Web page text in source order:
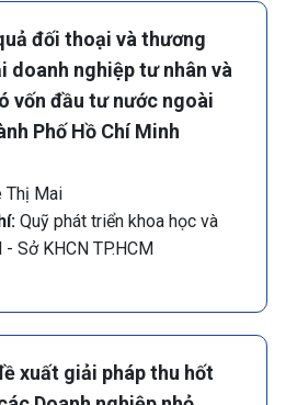
đối thoại và thương
doanh nghiệp tư nhân và
vốn đầu tư nước ngoài
Phố Hồ Chí Minh
Thị Mai
Quỹ phát triển khoa học và
Sở KHCN TP.HCM
xuất giải pháp thu hốt